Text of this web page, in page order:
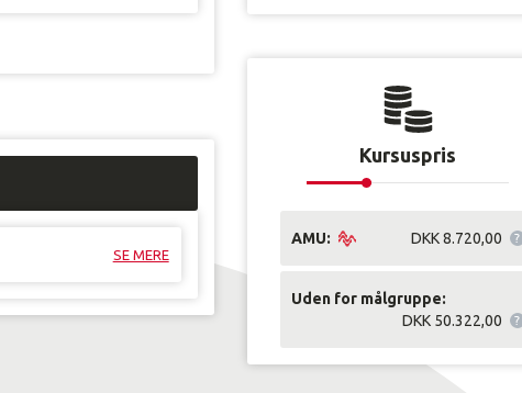
SE MERE
Kursuspris
AMU: DKK 8.720,00
Uden for målgruppe:
DKK 50.322,00